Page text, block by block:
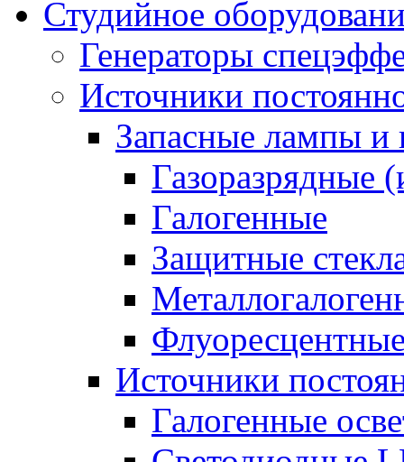
Студийное
Генераторы
Источники
Запасные лампы и
Газоразрядные
Галогенные
Защитные
Источники
Галогенные